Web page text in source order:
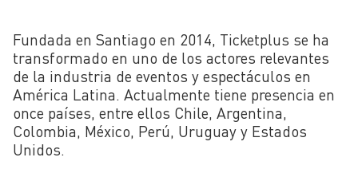
Fundada en Santiago en 2014, Ticketplus se ha
transformado en uno de los actores relevantes
de la industria de eventos y espectáculos en
América Latina. Actualmente tiene presencia en
once países, entre ellos Chile, Argentina,
Colombia, México, Perú, Uruguay y Estados
Unidos.